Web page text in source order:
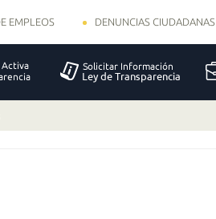
EMPLEOS DENUNCIAS CIUDADANAS